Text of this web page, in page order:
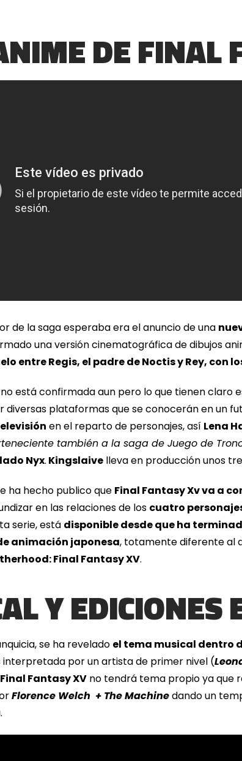
DE FINAL
de la saga esperaba era el anuncio de una
una versión cinematográfica de dibujos
entre Regis, el padre de Noctis y Rey, con
está confirmada aun pero lo que tienen claro
diversas plataformas que se conocerán en un
en el reparto de personajes, así Lena
también a la saga de Juego de
Nyx. Kingslaive lleva en producción unos
ha hecho publico que Final Fantasy Xv va a
en las relaciones de los cuatro
serie, está disponible desde que ha
animación japonesa, totamente diferente al
Final Fantasy XV.
Y EDICIONES
se ha revelado el tema musical dentro
interpretada por un artista de primer nivel (
Final Fantasy XV no tendrá tema propio ya que
Florence Welch + The Machinedando un